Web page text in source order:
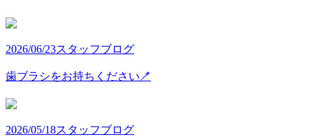
2026/06/23スタッフブログ
歯ブラシをお持ちください🪥
2026/05/18スタッフブログ